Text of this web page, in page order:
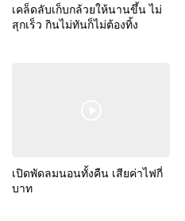
เคล็ดลับเก็บกล้วยให้นานขึ้น ไม่
สุกเร็ว กินไม่ทันก็ไม่ต้องทิ้ง
เปิดพัดลมนอนทั้งคืน เสียค่าไฟกี่
บาท